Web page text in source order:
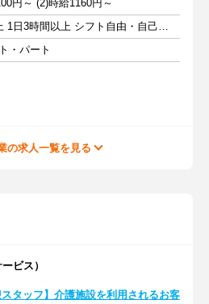
円～ (2)時給1160円～
週1日以上 1日3時間以上 シフト自由・自己申告
・パート
の求人一覧を見る
ビス）
スタッフ】介護施設を利用されるお客